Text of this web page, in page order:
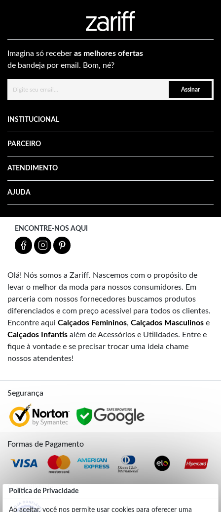
Política de Privacidade
Ao aceitar, você nos permite usar cookies para oferecer uma
Imagina só receber as melhores ofertas
de bandeja por email. Bom, né?
Assinar
INSTITUCIONAL
PARCEIRO
ATENDIMENTO
AJUDA
ENCONTRE-NOS AQUI
Olá! Nós somos a Zariff. Nascemos com o propósito de
levar o melhor da moda para nossos consumidores. Em
parceria com nossos fornecedores buscamos produtos
diferenciados e com preço acessível para todos os clientes.
Encontre aqui Calçados Femininos, Calçados Masculinos e
Calçados Infantis além de Acessórios e Utilidades. Entre e
fique à vontade e se precisar trocar uma ideia chame
nossos atendentes!
Segurança
Formas de Pagamento
Credibilidade